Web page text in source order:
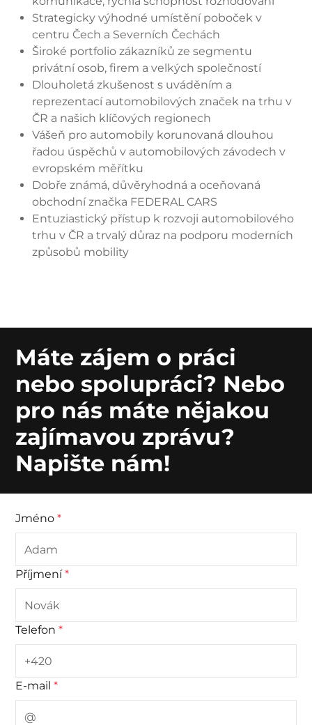
Strategicky výhodné umístění poboček v
centru Čech a Severních Čechách
Široké portfolio zákazníků ze segmentu
privátní osob, firem a velkých společností
Dlouholetá zkušenost s uváděním a
reprezentací automobilových značek na trhu v
ČR a našich klíčových regionech
Vášeň pro automobily korunovaná dlouhou
řadou úspěchů v automobilových závodech v
evropském měřítku
Dobře známá, důvěryhodná a oceňovaná
obchodní značka FEDERAL CARS
Entuziastický přístup k rozvoji automobilového
trhu v ČR a trvalý důraz na podporu moderních
způsobů mobility
Máte zájem o práci
nebo spolupráci? Nebo
pro nás máte nějakou
zajímavou zprávu?
Napište nám!
Jméno*
Příjmení*
Telefon*
E-mail*